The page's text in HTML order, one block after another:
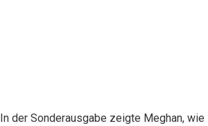
In der Sonderausgabe zeigte Meghan,